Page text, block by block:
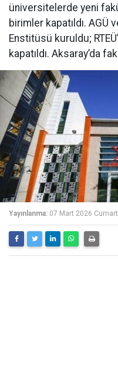
üniversitelerde yeni
birimler kapatıldı. AGÜ
Enstitüsü kuruldu;
kapatıldı. Aksaray’da
Yayınlanma: 07 Mart 2026